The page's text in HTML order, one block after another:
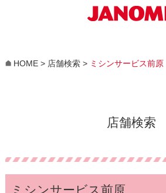
HOME> 店舗検索> ミシンサービス前原
店舗検索
ミシンサービス前原